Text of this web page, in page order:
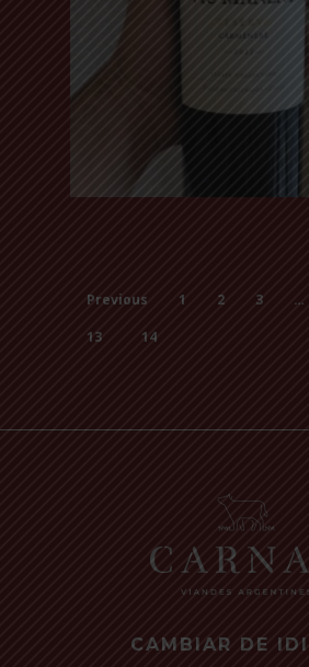
Previous 1 2 3 …
13
14
CAMBIAR DE